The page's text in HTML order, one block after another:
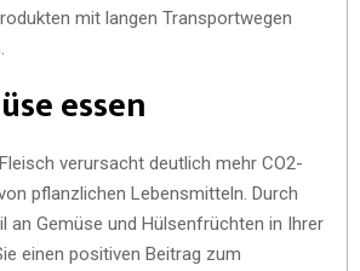
mit langen Transportwegen
essen
verursacht deutlich mehr CO2-
pflanzlichen Lebensmitteln. Durch
an Gemüse und Hülsenfrüchten in Ihrer
einen positiven Beitrag zum